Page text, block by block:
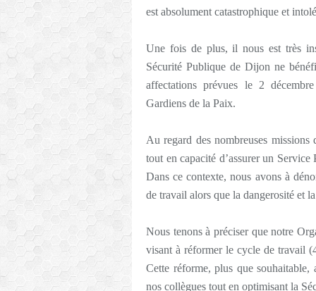
est absolument catastrophique et
Une fois de plus, il nous est très
Sécurité Publique de Dijon ne
affectations prévues le 2
Gardiens de la Paix.
Au regard des nombreuses
tout en capacité d’assurer un
Dans ce contexte, nous avons à
de travail alors que la dangerosité et
Nous tenons à préciser que notre
visant à réformer le cycle de travail
Cette réforme, plus que
nos collègues tout en optimisant la